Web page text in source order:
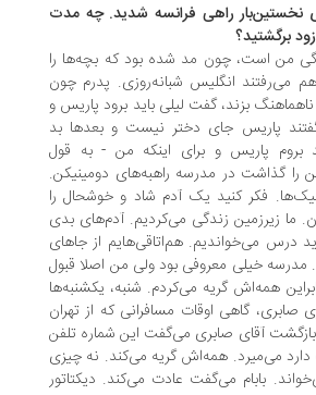
نخستین‌بار راهی فرانسه شدید. چه مدت
است، چون مد شده بود که بچه‌ها را
انگلیس شبانه‌روزی. پدرم چون
گفت لیلی باید برود پاریس و
جای دختر نیست و بعدها بد
و برای اینکه من - به قول
در مدرسه راهبه‌های دومینیکن.
فکر کنید یک آدم شاد و خوشحال را
زندگی می‌کردیم. آدم‌های بدی
می‌خواندیم. هم‌اتاقی‌هایم از جاهای
خیلی معروفی بود ولی من اصلا قبول
گریه می‌کردم. شنبه، یکشنبه‌ها
گاهی اوقات مسافرانی که از تهران
صابری می‌گفت این شماره تلفن
می‌میرد. همه‌اش گریه می‌کند. نه چیزی
می‌گفت عادت می‌کند. دیکتاتور